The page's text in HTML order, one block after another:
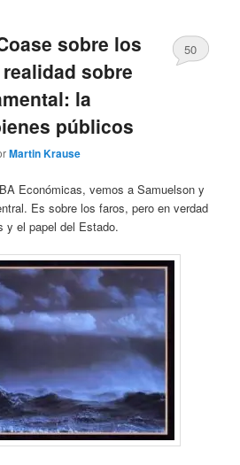
sobre los
sobre
la
públicos
Martin Krause
50
Económicas, vemos a Samuelson y
Es sobre los faros, pero en verdad
y el papel del Estado.